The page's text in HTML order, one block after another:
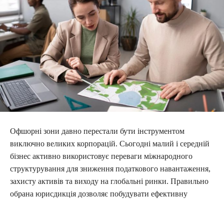
Офшорні зони давно перестали бути інструментом
виключно великих корпорацій. Сьогодні малий і середній
бізнес активно використовує переваги міжнародного
структурування для зниження податкового навантаження,
захисту активів та виходу на глобальні ринки. Правильно
обрана юрисдикція дозволяє побудувати ефективну